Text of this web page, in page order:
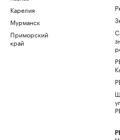
Карелия
Мурманск
Приморский
край